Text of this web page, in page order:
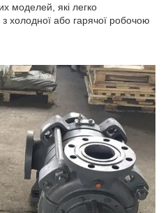
моделей, які легко
холодної або гарячої робочою